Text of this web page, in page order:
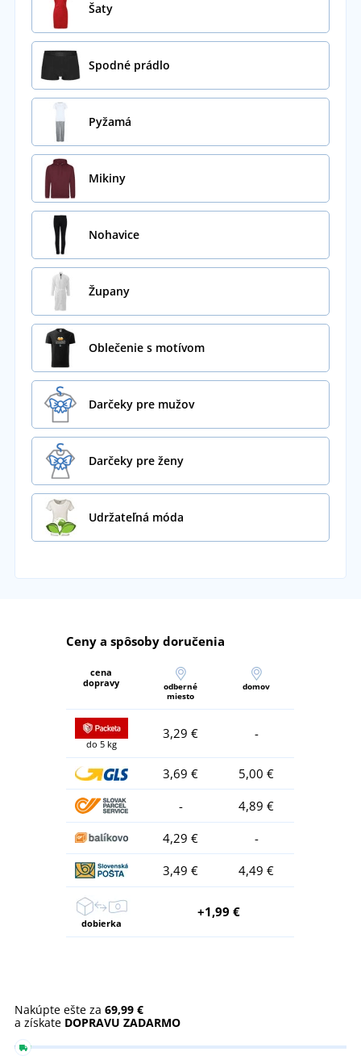
Šaty
Spodné prádlo
Pyžamá
Mikiny
Nohavice
Župany
Oblečenie s motívom
Darčeky pre mužov
Darčeky pre ženy
Udržateľná móda
Ceny a spôsoby doručenia
cena
dopravy
odberné
miesto
domov
do 5 kg
3,29 € -
3,69 €
5,00 €
-
4,89 €
4,29 €
-
3,49 €
4,49 €
dobierka
+1,99 €
Nakúpte ešte za 69,99 €
a získate DOPRAVU ZADARMO